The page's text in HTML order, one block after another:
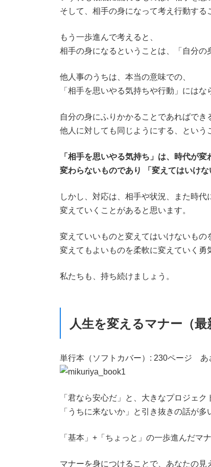
そして、相手の身になって考え行動する
もう一歩進んで考えると、
相手の身になるということは、「自分の
他人事のうちは、本当の意味での、
「相手を思いやる気持ちや行動」にはな
自分の身にふりかかることであればでき
他人に対しても同じようにする、という
「相手を思いやる気持ち」は、時代が変
変わらないものであり 「変えてはいけな
しかし、対応は、相手や状況、また時代
変えていくことがあると思います。
変えていいものと変えてはいけないもの
変えてもよいものを柔軟に変えていく勇
私たちも、持ち続けましょう。
人生を変えるマナー（最
単行本（ソフトカバー）: 230ページ あ
「君なら安心だ」と、大きなプロジェク
「うちに来ないか」と引き抜きの話が多
「基本」+「ちょっと」の一歩進んだマ
マナーを身につけることで、あなたの